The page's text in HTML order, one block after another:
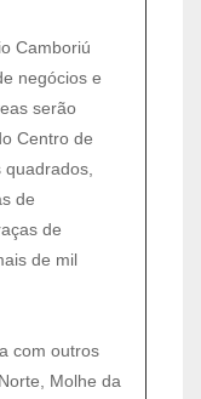
Camboriú
negócios e
serão
Centro de
de
de
de mil
com outros
Molhe da